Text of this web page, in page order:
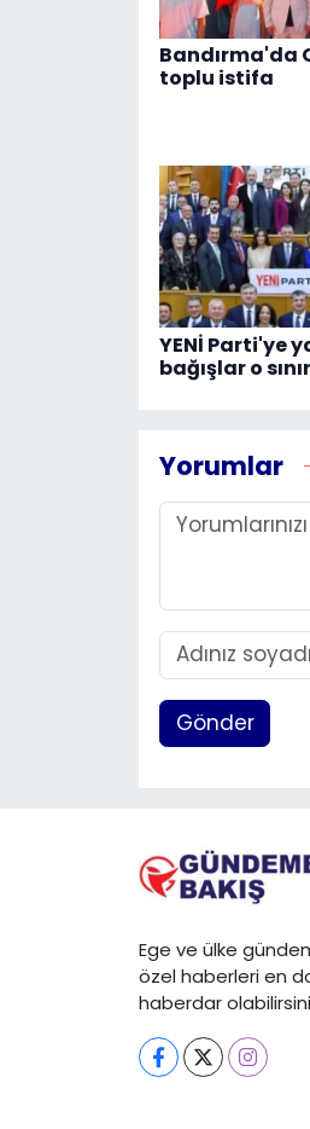
Bandırma'da
toplu istifa
YENİ Parti'ye
bağışlar o
Yorumlar
Gönder
Ege ve ülke
özel haberleri en
haberdar